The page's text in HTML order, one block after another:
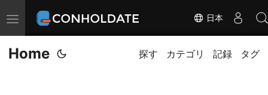
ナ
ビ
ゲ
日本
Home 探す カテゴリ 記録 タグ